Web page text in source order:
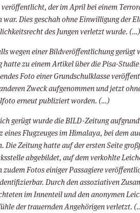
veröffentlicht, der im April bei einem
war. Dies geschah ohne Einwilligung der
des Jungen verletzt wurde. (…)
wegen einer Bildveröffentlichung gerügt
hatte zu einem Artikel über die Pisa-Studie
Foto einer Grundschulklasse
Zweck aufgenommen und jetzt
erneut publiziert worden. (…)
gerügt wurde die BILD-Zeitung
eines Flugzeuges im Himalaya, bei dem
Die Zeitung hatte auf der ersten Seite
abgebildet, auf dem verkohlte
zudem Fotos einiger Passagiere
Durch den assoziativen
im Innenteil und den anonymen
der trauernden Angehörigen verletzt.